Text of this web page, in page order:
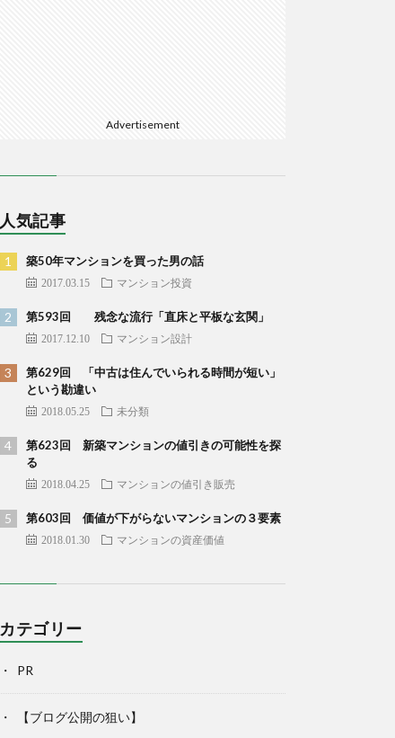
Advertisement
人気記事
築50年マンションを買った男の話
2017.03.15 マンション投資
第593回 残念な流行「直床と平板な玄関」
2017.12.10 マンション設計
第629回 「中古は住んでいられる時間が短い」
という勘違い
2018.05.25 未分類
第623回 新築マンションの値引きの可能性を探
る
2018.04.25 マンションの値引き販売
第603回 価値が下がらないマンションの３要素
2018.01.30 マンションの資産価値
カテゴリー
PR
【ブログ公開の狙い】